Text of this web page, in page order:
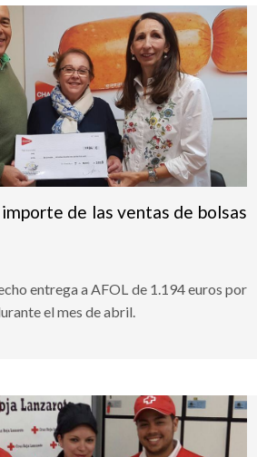
de las ventas de bolsas
entrega a AFOL de 1.194 euros por
el mes de abril.